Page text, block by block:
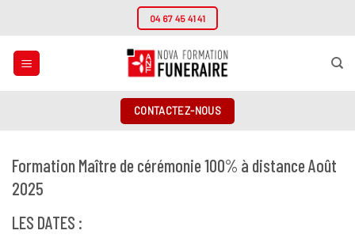
contenu
04 67 45 41 41
CONTACTEZ-NOUS
Formation Maître de cérémonie 100% à distance Août
2025
LES DATES :